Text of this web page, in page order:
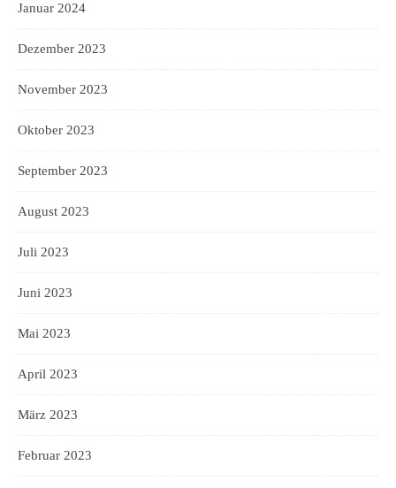
Januar 2024
Dezember 2023
November 2023
Oktober 2023
September 2023
August 2023
Juli 2023
Juni 2023
Mai 2023
April 2023
März 2023
Februar 2023